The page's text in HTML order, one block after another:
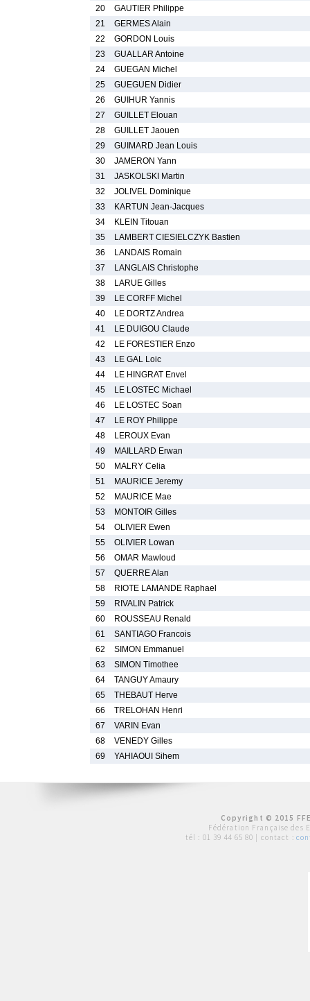
20
GAUTIER Philippe
21
GERMES Alain
22
GORDON Louis
23
GUALLAR Antoine
24
GUEGAN Michel
25
GUEGUEN Didier
26
GUIHUR Yannis
27
GUILLET Elouan
28
GUILLET Jaouen
29
GUIMARD Jean Louis
30
JAMERON Yann
31
JASKOLSKI Martin
32
JOLIVEL Dominique
33
KARTUN Jean-Jacques
34
KLEIN Titouan
35
LAMBERT CIESIELCZYK Bastien
36
LANDAIS Romain
37
LANGLAIS Christophe
38
LARUE Gilles
39
LE CORFF Michel
40
LE DORTZ Andrea
41
LE DUIGOU Claude
42
LE FORESTIER Enzo
43
LE GAL Loic
44
LE HINGRAT Envel
45
LE LOSTEC Michael
46
LE LOSTEC Soan
47
LE ROY Philippe
48
LEROUX Evan
49
MAILLARD Erwan
50
MALRY Celia
51
MAURICE Jeremy
52
MAURICE Mae
53
MONTOIR Gilles
54
OLIVIER Ewen
55
OLIVIER Lowan
56
OMAR Mawloud
57
QUERRE Alan
58
RIOTE LAMANDE Raphael
59
RIVALIN Patrick
60
ROUSSEAU Renald
61
SANTIAGO Francois
62
SIMON Emmanuel
63
SIMON Timothee
64
TANGUY Amaury
65
THEBAUT Herve
66
TRELOHAN Henri
67
VARIN Evan
68
VENEDY Gilles
69
YAHIAOUI Sihem
Copyright © 2015
Fédération Française des
tél : 01 39 44 65 80 | contact :